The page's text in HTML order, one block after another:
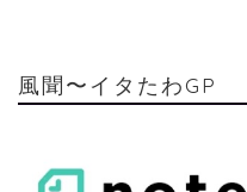
風聞〜イタたわGP